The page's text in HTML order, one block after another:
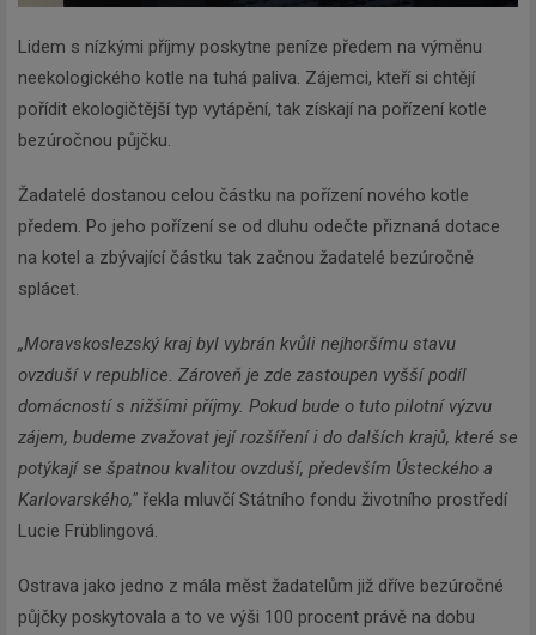
Lidem s nízkými příjmy poskytne peníze předem na výměnu
neekologického kotle na tuhá paliva. Zájemci, kteří si chtějí
pořídit ekologičtější typ vytápění, tak získají na pořízení kotle
bezúročnou půjčku.
Žadatelé dostanou celou částku na pořízení nového kotle
předem. Po jeho pořízení se od dluhu odečte přiznaná dotace
na kotel a zbývající částku tak začnou žadatelé bezúročně
splácet.
„Moravskoslezský kraj byl vybrán kvůli nejhoršímu stavu
ovzduší v republice. Zároveň je zde zastoupen vyšší podíl
domácností s nižšími příjmy. Pokud bude o tuto pilotní výzvu
zájem, budeme zvažovat její rozšíření i do dalších krajů, které se
potýkají se špatnou kvalitou ovzduší, především Ústeckého a
Karlovarského," řekla mluvčí Státního fondu životního prostředí
Lucie Früblingová.
Ostrava jako jedno z mála měst žadatelům již dříve bezúročné
půjčky poskytovala a to ve výši 100 procent právě na dobu